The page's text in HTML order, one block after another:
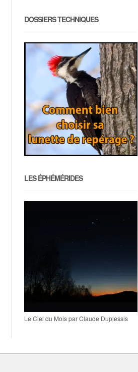
DOSSIERS TECHNIQUES
LES ÉPHÉMÉRIDES
Le Ciel du Mois par Claude Duplessis